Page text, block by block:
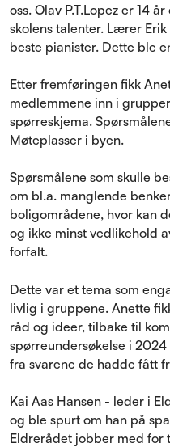
oss. Olav P.T.Lopez er 14
skolens talenter. Lærer
beste pianister. Dette ble
Etter fremføringen fikk
medlemmene inn i
spørreskjema.
Møteplasser i byen.
Spørsmålene som skulle
om bl.a. manglende
boligområdene, hvor kan
og ikke minst vedlikehold
forfalt.
Dette var et tema som
livlig i gruppene. Anette
råd og ideer, tilbake til
spørreundersøkelse i
fra svarene de hadde fått
Kai Aas Hansen - leder i
og ble spurt om han på
Eldrerådet jobber med for